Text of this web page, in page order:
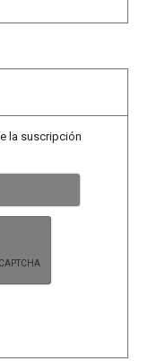
la suscripción